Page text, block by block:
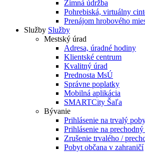
Zimná údržba
Pohrebiská, virtuálny
Prenájom hrobového
Služby Služby
Mestský úrad
Adresa, úradné hodiny
Klientské centrum
Kvalitný úrad
Prednosta MsÚ
Správne poplatky
Mobilná aplikácia
SMARTCity Šaľa
Bývanie
Prihlásenie na trvalý
Prihlásenie na
Zrušenie trvalého /
Pobyt občana v zahraničí